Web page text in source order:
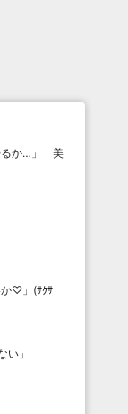
るか…」 美
♡」(ｻｸｻ
い 」